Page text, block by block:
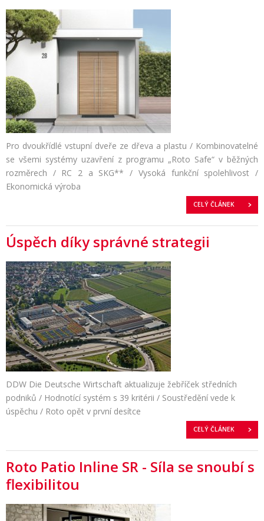
Pro dvoukřídlé vstupní dveře ze dřeva a plastu / Kombinovatelné
se všemi systémy uzavření z programu „Roto Safe“ v běžných
rozměrech / RC 2 a SKG** / Vysoká funkční spolehlivost /
Ekonomická výroba
CELÝ ČLÁNEK
Úspěch díky správné strategii
DDW Die Deutsche Wirtschaft aktualizuje žebříček středních
podniků / Hodnotící systém s 39 kritérii / Soustředění vede k
úspěchu / Roto opět v první desítce
CELÝ ČLÁNEK
Roto Patio Inline SR - Síla se snoubí s
flexibilitou